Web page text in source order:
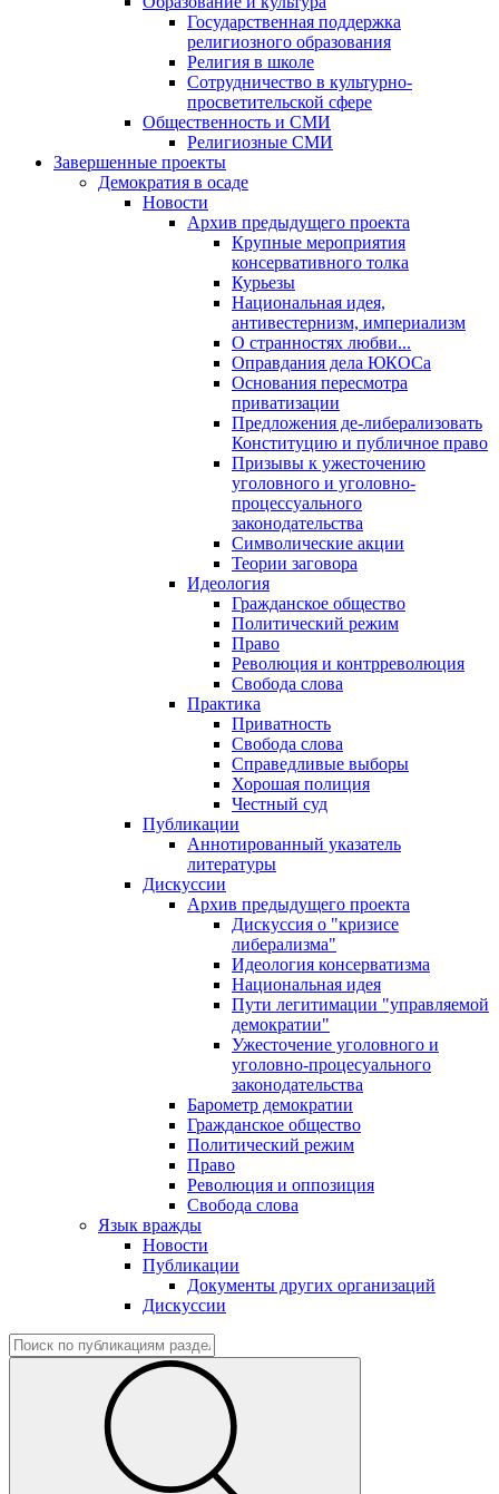
Государственная поддержка
религиозного образования
Религия в школе
Сотрудничество в культурно-
просветительской сфере
Общественность и СМИ
Религиозные СМИ
Завершенные проекты
Демократия в осаде
Новости
Архив предыдущего проекта
Крупные мероприятия
консервативного толка
Курьезы
Национальная идея,
антивестернизм, империализм
О странностях любви...
Оправдания дела ЮКОСа
Основания пересмотра
приватизации
Предложения де-либерализовать
Конституцию и публичное право
Призывы к ужесточению
уголовного и уголовно-
процессуального
законодательства
Символические акции
Теории заговора
Идеология
Гражданское общество
Политический режим
Право
Революция и контрреволюция
Свобода слова
Практика
Приватность
Свобода слова
Справедливые выборы
Хорошая полиция
Честный суд
Публикации
Аннотированный указатель
литературы
Дискуссии
Архив предыдущего проекта
Дискуссия о "кризисе
либерализма"
Идеология консерватизма
Национальная идея
Пути легитимации "управляемой
демократии"
Ужесточение уголовного и
уголовно-процесуального
законодательства
Барометр демократии
Гражданское общество
Политический режим
Право
Революция и оппозиция
Свобода слова
Язык вражды
Новости
Публикации
Документы других организаций
Дискуссии